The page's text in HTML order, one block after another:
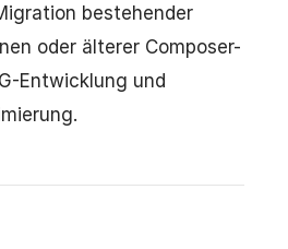
bestehender
oder älterer Composer-
Entwicklung und